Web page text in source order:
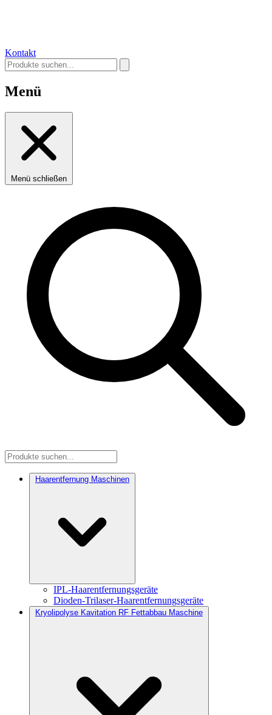
Kontakt
Menü
Menü schließen
Haarentfernung Maschinen
IPL-Haarentfernungsgeräte
Dioden-Trilaser-Haarentfernungsgeräte
Kryolipolyse Kavitation RF Fettabbau Maschine